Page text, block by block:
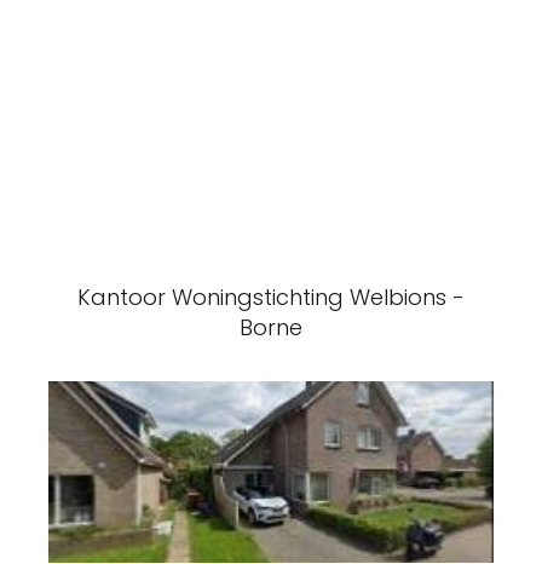
Kantoor Woningstichting Welbions -
Borne